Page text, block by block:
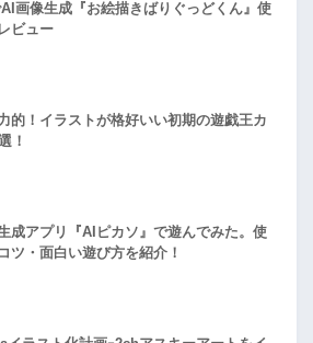
画像生成『お絵描きばりぐっどくん』使
ビュー
的！イラストが格好いい初期の遊戯王カ
！
成アプリ『AIピカソ』で遊んでみた。使
ツ・面白い遊び方を紹介！